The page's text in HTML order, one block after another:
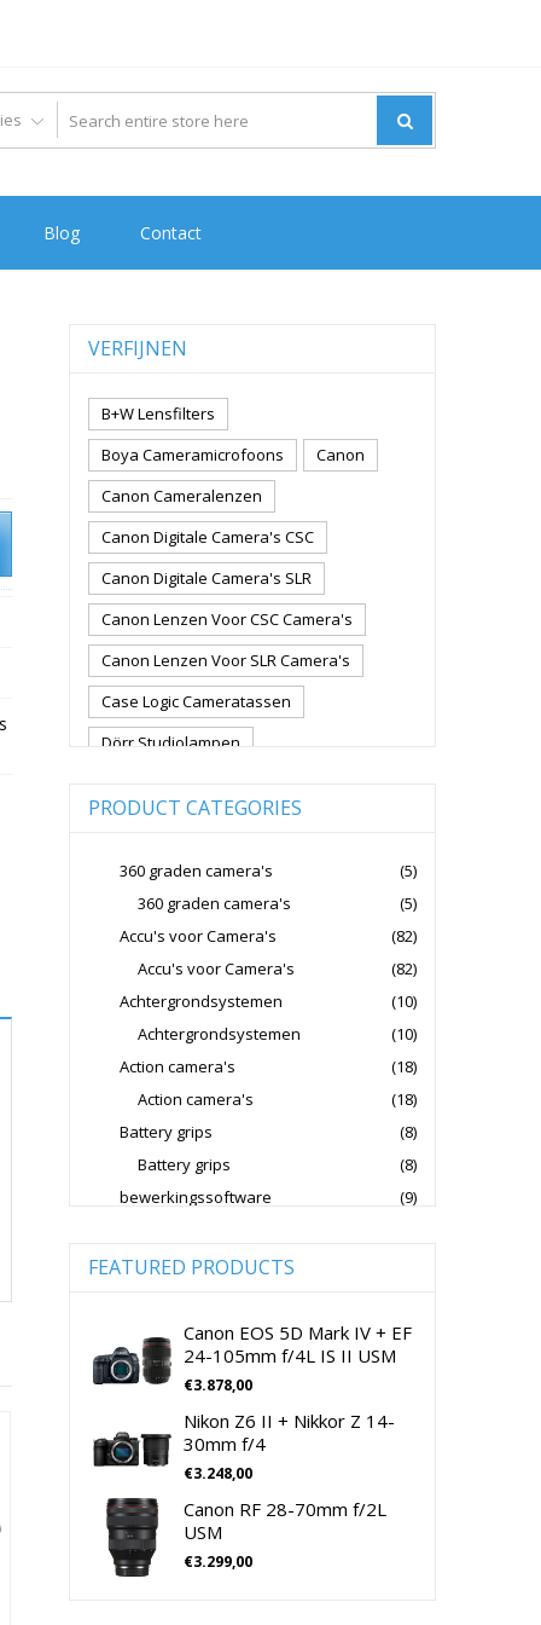
Blog Contact
VERFIJNEN
B+W Lensfilters
Boya Cameramicrofoons
Canon
Canon Cameralenzen
Canon Digitale Camera's CSC
Canon Digitale Camera's SLR
Canon Lenzen Voor CSC Camera's
Canon Lenzen Voor SLR Camera's
Case Logic Cameratassen
Dörr Studiolampen
Fujifilm Digitale Camera's CSC
Fujifilm Lenzen Voor CSC Camera's
Godox Flitsers
GoPro
Hoya Lensfilters
Joby Gorillapods
Joby Statieven
Jupio Accu's Voor Camera's
Lowepro Cameratassen
Nikon CSC Full Frame
Nikon Digitale Camera's CSC
Nikon Lenzen Voor SLR Camera's
Panasonic Digitale Camera's CSC
Peak Design Cameratassen
Rode Microphones Cameramicrofoons
Sandisk Geheugenkaarten
PRODUCT CATEGORIES
360 graden camera's
(5)
360 graden camera's
(5)
Accu's voor Camera's
(82)
Accu's voor Camera's
(82)
Achtergrondsystemen
(10)
Achtergrondsystemen
(10)
Action camera's
(18)
Action camera's
(18)
Battery grips
(8)
Battery grips
(8)
bewerkingssoftware
(9)
Camera's
Spiegelreflex camera
(0)
cameralenzen
(196)
Lenzen voor CSC camera's
Lenzen voor SLR camera's
(81)
cameramicrofoons
Cameratassen
(137)
Cameratassen
FEATURED PRODUCTS
Canon EOS 5D Mark IV + EF
24-105mm f/4L IS II USM
€3.878,00
Nikon Z6 II + Nikkor Z 14-
30mm f/4
€3.248,00
Canon RF 28-70mm f/2L
USM
€3.299,00